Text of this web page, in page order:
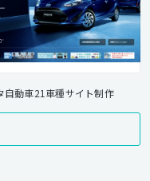
自動車21車種サイト制作